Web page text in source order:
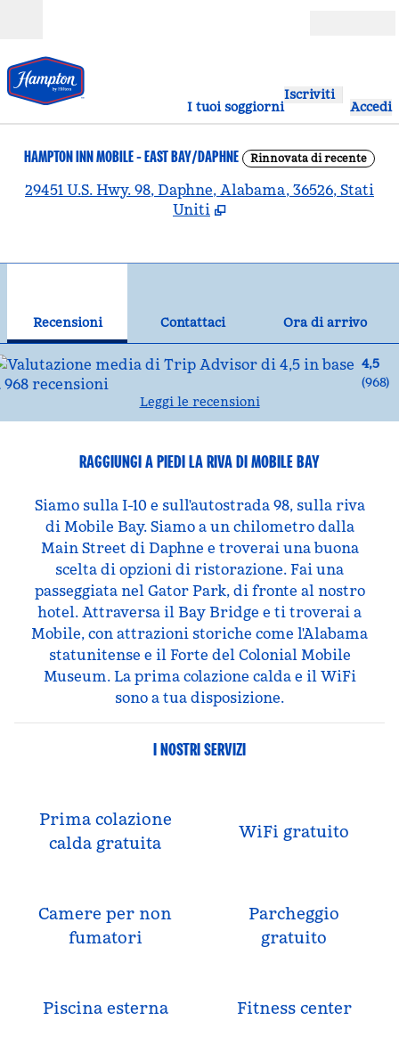
I tuoi soggiorni
Iscriviti
Accedi
HAMPTON INN MOBILE - EAST BAY/DAPHNE Rinnovata di recente
29451 U.S. Hwy. 98, Daphne, Alabama, 36526, Stati
Uniti
Recensioni Contattaci
Ora di arrivo
4,5
(968)
Leggi le recensioni
RAGGIUNGI A PIEDI LA RIVA DI MOBILE BAY
Siamo sulla I-10 e sull'autostrada 98, sulla riva
di Mobile Bay. Siamo a un chilometro dalla
Main Street di Daphne e troverai una buona
scelta di opzioni di ristorazione. Fai una
passeggiata nel Gator Park, di fronte al nostro
hotel. Attraversa il Bay Bridge e ti troverai a
Mobile, con attrazioni storiche come l'Alabama
statunitense e il Forte del Colonial Mobile
Museum. La prima colazione calda e il WiFi
sono a tua disposizione.
I NOSTRI SERVIZI
Prima colazione
calda gratuita
WiFi gratuito
Camere per non
fumatori
Parcheggio
gratuito
Piscina esterna Fitness center